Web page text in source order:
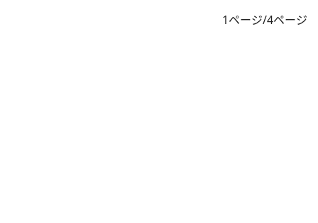
1ページ/4ページ